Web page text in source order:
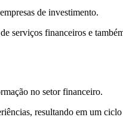
de investimento.
serviços financeiros e
no setor financeiro.
resultando em um